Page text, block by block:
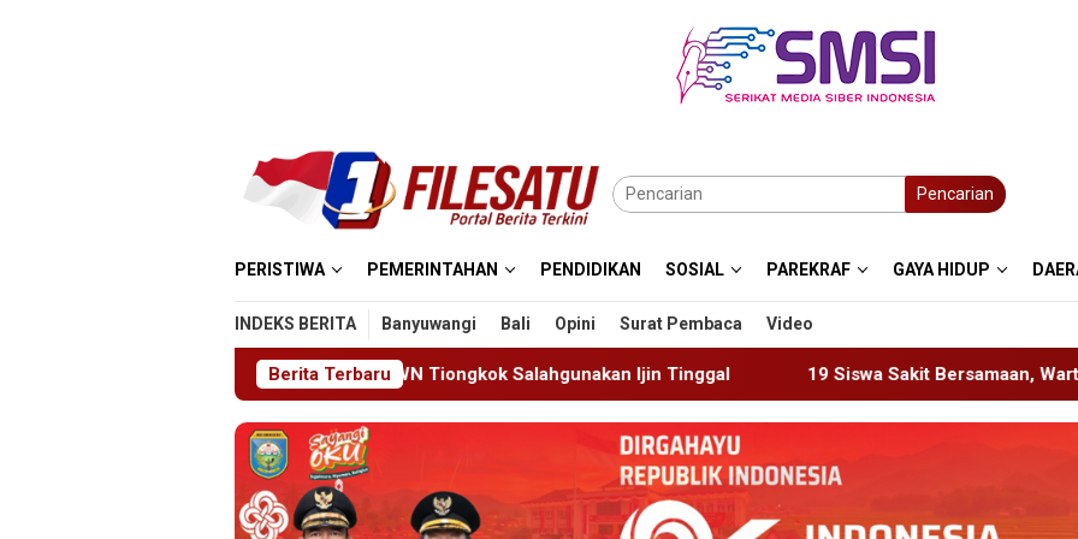
Pencarian
PERISTIWA PEMERINTAHAN PENDIDIKAN SOSIAL PAREKRAF GAYA HIDUP
INDEKS BERITA Banyuwangi Bali Opini Surat Pembaca Video
Berita Terbaru
Deportasi Satu WN Tiongkok Salahgunakan Ijin Tinggal 19 Siswa Sakit Bersamaan, Wartawan Sempat Terhalang